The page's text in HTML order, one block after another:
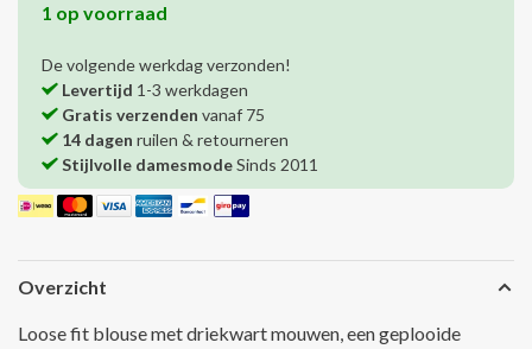
1 op voorraad
De volgende werkdag verzonden!
Levertijd 1-3 werkdagen
Gratis verzenden vanaf 75
14 dagen ruilen & retourneren
Stijlvolle damesmodeSinds 2011
Overzicht
Loose fit blouse met driekwart mouwen, een geplooide